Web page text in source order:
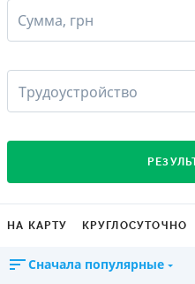
Сумма, грн
Трудоустройство
НА КАРТУ КРУГЛОСУТОЧНО
Сначала популярные